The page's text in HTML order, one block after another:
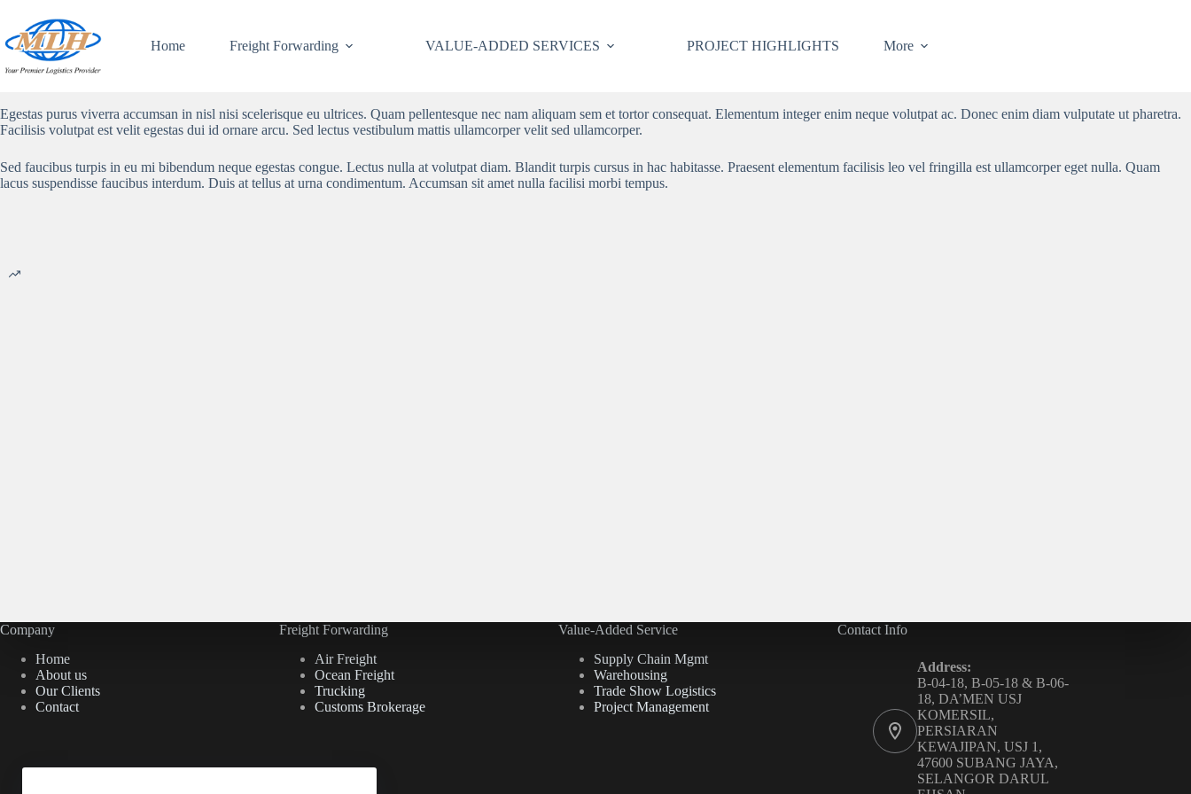
content
Home Freight Forwarding VALUE-ADDED SERVICES PROJECT HIGHLIGHTS
More
Lorem ipsum dolor sit amet, consectetur adipiscing elit, sed do eiusmod tempor incididunt ut labore et dolore magna aliqua. Sit amet nulla facilisi morbi tempus. Ultrices in iaculis nunc sed augue lacus viverra.
Quam vulputate dignissim suspendisse in est ante in. Fringilla est ullamcorper eget nulla facilisi. Amet tellus cras adipiscing enim eu turpis. Eget nullam non nisi est sit amet facilisis magna.
Egestas purus viverra accumsan in nisl nisi scelerisque eu ultrices. Quam pellentesque nec nam aliquam sem et tortor consequat. Elementum integer enim neque volutpat ac. Donec enim diam vulputate ut pharetra.
Facilisis volutpat est velit egestas dui id ornare arcu. Sed lectus vestibulum mattis ullamcorper velit sed ullamcorper.
Sed faucibus turpis in eu mi bibendum neque egestas congue. Lectus nulla at volutpat diam. Blandit turpis cursus in hac habitasse. Praesent elementum facilisis leo vel fringilla est ullamcorper eget nulla. Quam
lacus suspendisse faucibus interdum. Duis at tellus at urna condimentum. Accumsan sit amet nulla facilisi morbi tempus.
Company
Home
About us
Our Clients
Contact
Freight Forwarding
Air Freight
Ocean Freight
Trucking
Customs Brokerage
Value-Added Service
Supply Chain Mgmt
Warehousing
Trade Show Logistics
Project Management
Contact Info
Address:
B-04-18, B-05-18 & B-06-
18, DA’MEN USJ
KOMERSIL,
PERSIARAN
KEWAJIPAN, USJ 1,
47600 SUBANG JAYA,
SELANGOR DARUL